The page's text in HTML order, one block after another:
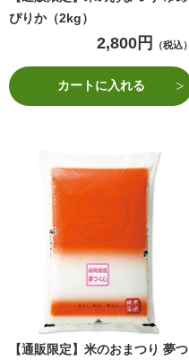
ぴりか（2kg）
2,800円 （税込）
カートに入れる
【通販限定】米のおまつり 夢つ